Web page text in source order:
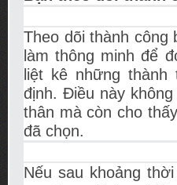
Theo dõi thành
làm thông minh để
liệt kê những
định. Điều này
thân mà còn cho
đã chọn.
Nếu sau khoảng